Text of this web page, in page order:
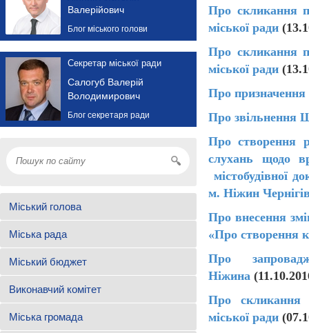
Валерійович
Блог міського голови
Секретар міської ради
Салогуб Валерій
Володимирович
Блог секретаря ради
Міський голова
Міська рада
Міський бюджет
Виконавчий комітет
Міська громада
Про скликання
міської ради
Про скликання
міської ради
Про
Про звільнення
Про створення
слухань щодо
містобудівної
м. Ніжин
Про внесення
«Про створення
Про
Ніжина
Про скликання
міської ради